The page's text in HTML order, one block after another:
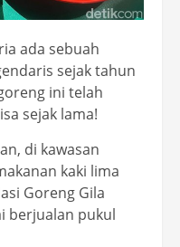
ada sebuah
sejak tahun
ini telah
sejak lama!
di kawasan
kaki lima
Goreng Gila
berjualan pukul